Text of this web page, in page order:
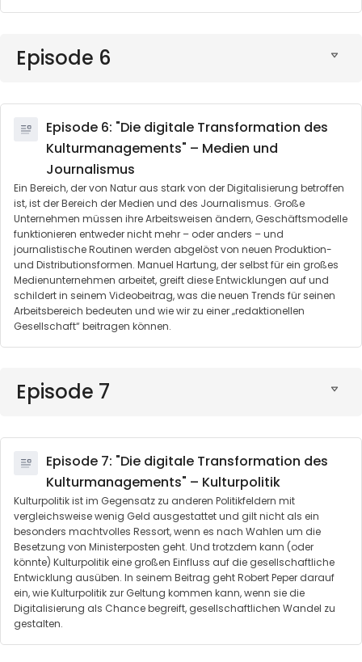
Episode 6
Episode 6: "Die digitale Transformation des
Kulturmanagements" – Medien und
Journalismus
Ein Bereich, der von Natur aus stark von der Digitalisierung betroffen
ist, ist der Bereich der Medien und des Journalismus. Große
Unternehmen müssen ihre Arbeitsweisen ändern, Geschäftsmodelle
funktionieren entweder nicht mehr – oder anders – und
journalistische Routinen werden abgelöst von neuen Produktion-
und Distributionsformen. Manuel Hartung, der selbst für ein großes
Medienunternehmen arbeitet, greift diese Entwicklungen auf und
schildert in seinem Videobeitrag, was die neuen Trends für seinen
Arbeitsbereich bedeuten und wie wir zu einer „redaktionellen
Gesellschaft“ beitragen können.
Episode 7
Episode 7: "Die digitale Transformation des
Kulturmanagements" – Kulturpolitik
Kulturpolitik ist im Gegensatz zu anderen Politikfeldern mit
vergleichsweise wenig Geld ausgestattet und gilt nicht als ein
besonders machtvolles Ressort, wenn es nach Wahlen um die
Besetzung von Ministerposten geht. Und trotzdem kann (oder
könnte) Kulturpolitik eine großen Einfluss auf die gesellschaftliche
Entwicklung ausüben. In seinem Beitrag geht Robert Peper darauf
ein, wie Kulturpolitik zur Geltung kommen kann, wenn sie die
Digitalisierung als Chance begreift, gesellschaftlichen Wandel zu
gestalten.